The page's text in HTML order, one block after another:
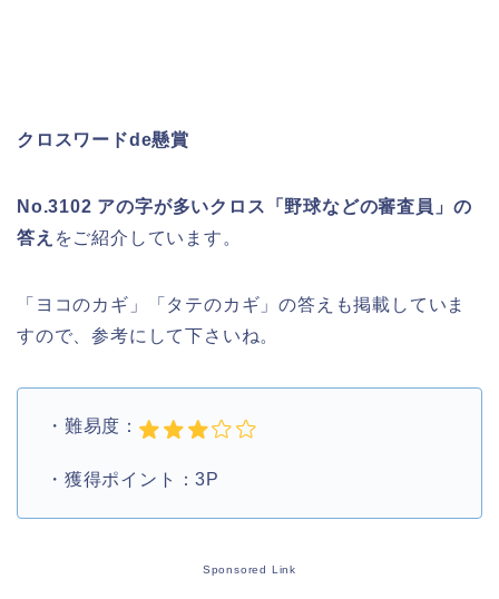
クロスワードde懸賞
No.3102 アの字が多いクロス「野球などの審査員」の
答え をご紹介しています。
「ヨコのカギ」「タテのカギ」の答えも掲載していま
すので、参考にして下さいね。
・難易度：
・獲得ポイント：3P
Sponsored Link